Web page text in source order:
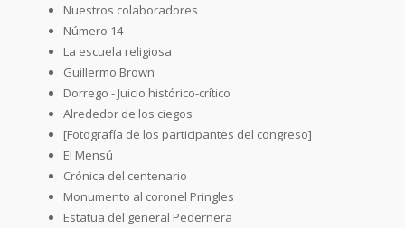
Nuestros colaboradores
Número 14
La escuela religiosa
Guillermo Brown
Dorrego - Juicio histórico-crítico
Alrededor de los ciegos
[Fotografía de los participantes del congreso]
El Mensú
Crónica del centenario
Monumento al coronel Pringles
Estatua del general Pedernera